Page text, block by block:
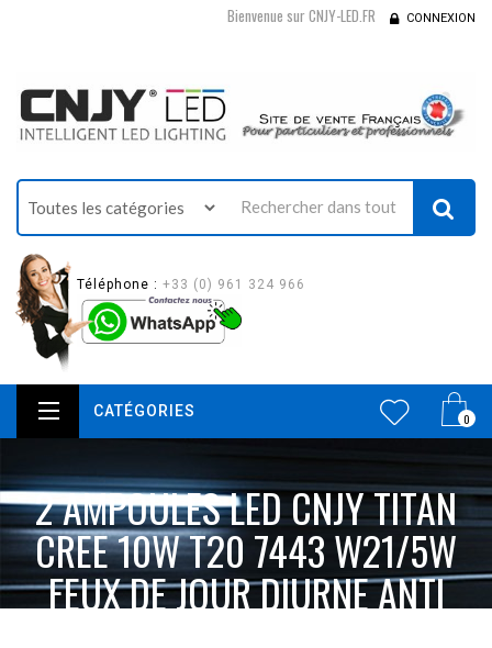
Bienvenue sur CNJY-LED.FR CONNEXION
Téléphone : +33 (0) 961 324 966
0
CATÉGORIES
2 AMPOULES LED CNJY TITAN
CREE 10W T20 7443 W21/5W
FEUX DE JOUR DIURNE ANTI